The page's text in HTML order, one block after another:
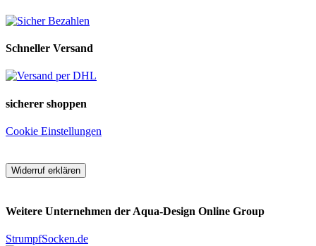
Schneller Versand
sicherer shoppen
Cookie Einstellungen
Widerruf erklären
Weitere Unternehmen der Aqua-Design Online Group
StrumpfSocken.de